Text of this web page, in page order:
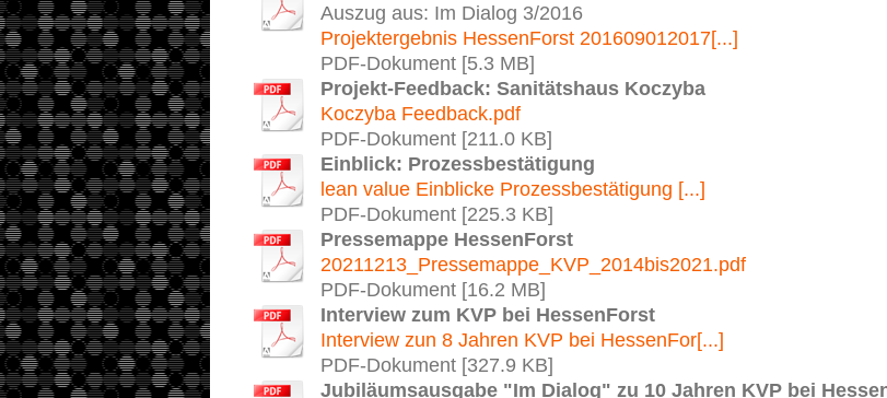
Auszug aus: Im Dialog 3/2016
Projektergebnis HessenForst 201609012017[...]
PDF-Dokument [5.3 MB]
Projekt-Feedback: Sanitätshaus Koczyba
Koczyba Feedback.pdf
PDF-Dokument [211.0 KB]
Einblick: Prozessbestätigung
lean value Einblicke Prozessbestätigung [...]
PDF-Dokument [225.3 KB]
Pressemappe HessenForst
20211213_Pressemappe_KVP_2014bis2021.pdf
PDF-Dokument [16.2 MB]
Interview zum KVP bei HessenForst
Interview zun 8 Jahren KVP bei HessenFor[...]
PDF-Dokument [327.9 KB]
Jubiläumsausgabe "Im Dialog" zu 10 Jahren KVP bei